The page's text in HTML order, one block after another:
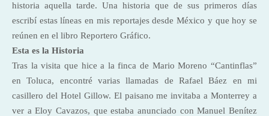
historia aquella tarde. Una historia que de sus primeros días
escribí estas líneas en mis reportajes desde México y que hoy se
reúnen en el libro Reportero Gráfico.
Esta es la Historia
Tras la visita que hice a la finca de Mario Moreno “Cantinflas”
en Toluca, encontré varias llamadas de Rafael Báez en mi
casillero del Hotel Gillow. El paisano me invitaba a Monterrey a
ver a Eloy Cavazos, que estaba anunciado con Manuel Benítez